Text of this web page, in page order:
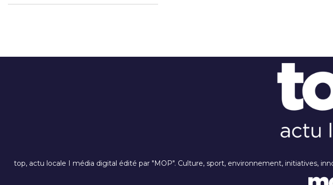
top, actu locale I média digital édité par "MOP". Culture, sport, environnement, initiatives,